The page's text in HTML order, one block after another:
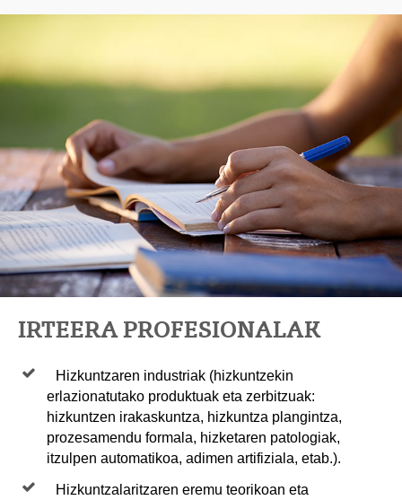
IRTEERA PROFESIONALAK
Hizkuntzaren industriak (hizkuntzekin
erlazionatutako produktuak eta zerbitzuak:
hizkuntzen irakaskuntza, hizkuntza plangintza,
prozesamendu formala, hizketaren patologiak,
itzulpen automatikoa, adimen artifiziala, etab.).
Hizkuntzalaritzaren eremu teorikoan eta